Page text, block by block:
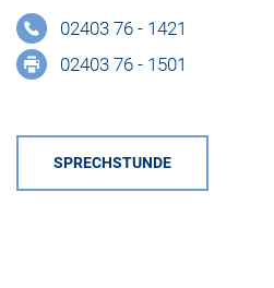
02403 76 - 1421
02403 76 - 1501
SPRECHSTUNDE